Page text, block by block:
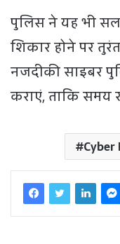
पुलिस ने यह भी
शिकार होने पर तुरंत
नजदीकी साइबर
कराएं, ताकि समय
Cyber